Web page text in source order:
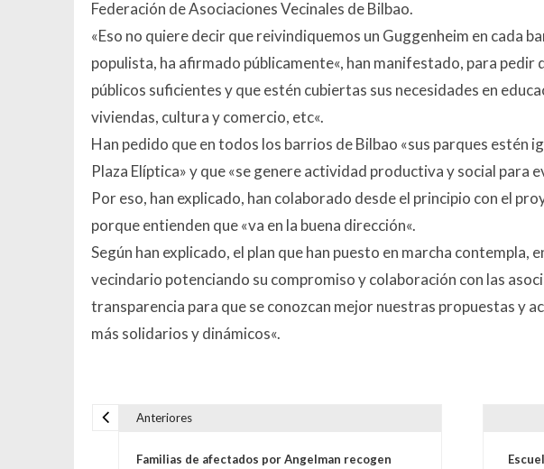
Federación de Asociaciones Vecinales de Bilbao.
«Eso no quiere decir que reivindiquemos un Guggenheim en cada
populista, ha afirmado públicamente«, han manifestado, para pedir
públicos suficientes y que estén cubiertas sus necesidades en
viviendas, cultura y comercio, etc«.
Han pedido que en todos los barrios de Bilbao «sus parques estén
Plaza Elíptica» y que «se genere actividad productiva y social para
Por eso, han explicado, han colaborado desde el principio con el
porque entienden que «va en la buena dirección«.
Según han explicado, el plan que han puesto en marcha contempla,
vecindario potenciando su compromiso y colaboración con las
transparencia para que se conozcan mejor nuestras propuestas y
más solidarios y dinámicos«.
Anteriores
Familias de afectados por Angelman recogen